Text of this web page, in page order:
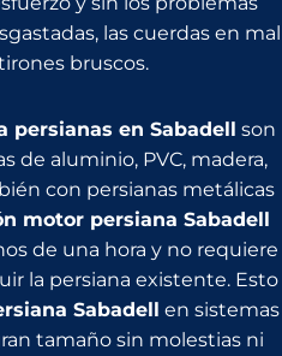
las cuerdas en mal
bruscos.
persianas en Sabadell son
de aluminio, PVC, madera,
con persianas metálicas
motor persiana Sabadell
de una hora y no requiere
la persiana existente. Esto
Sabadell en sistemas
tamaño sin molestias ni